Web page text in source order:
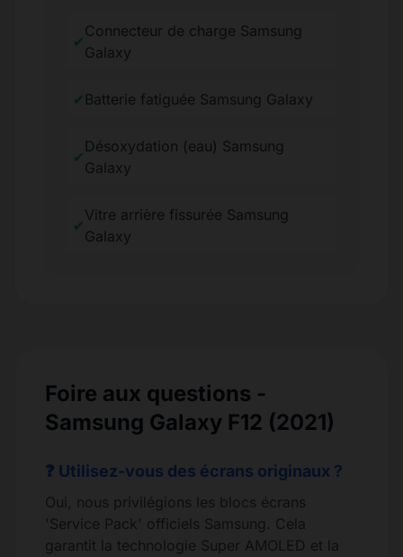
✔
Connecteur de charge Samsung
Galaxy
✔ Batterie fatiguée Samsung Galaxy
✔
Désoxydation (eau) Samsung
Galaxy
✔
Vitre arrière fissurée Samsung
Galaxy
Foire aux questions -
Samsung Galaxy F12 (2021)
❓ Utilisez-vous des écrans originaux ?
Oui, nous privilégions les blocs écrans
'Service Pack' officiels Samsung. Cela
garantit la technologie Super AMOLED et la